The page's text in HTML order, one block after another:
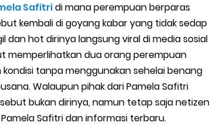
yang Perlu Kamu Ketahui
dan Mobil 2023
Biasa dan Upgrade
Shopeepay
Resi Gosend
Safitridi mana perempuan berparas
kembali di goyang kabar yang tidak sedap
dan hot dirinya langsung viral di media sosial
memperlihatkan dua orang perempuan
tanpa menggunakan sehelai benang
Walaupun pihak dari Pamela Safitri
bukan dirinya, namun tetap saja netizen
Safitri dan informasi terbaru.